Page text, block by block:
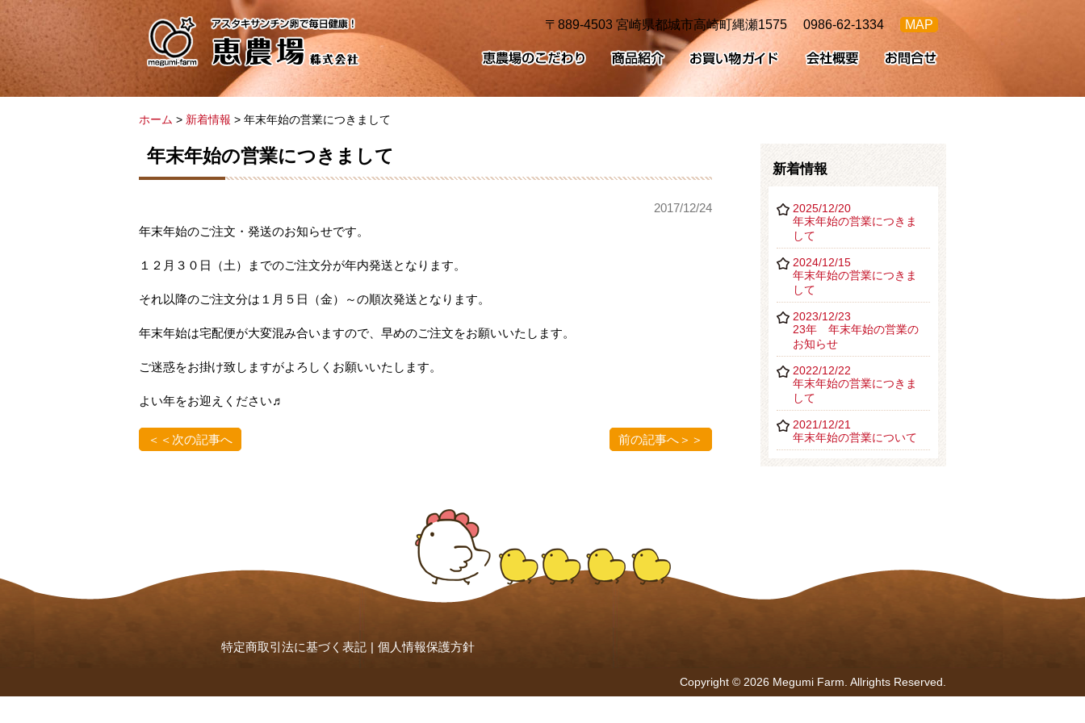
〒889-4503 宮崎県都城市高崎町縄瀬1575 0986-62-1334 MAP
ホーム > 新着情報 > 年末年始の営業につきまして
年末年始の営業につきまして
2017/12/24
年末年始のご注文・発送のお知らせです。
１２月３０日（土）までのご注文分が年内発送となります。
それ以降のご注文分は１月５日（金）～の順次発送となります。
年末年始は宅配便が大変混み合いますので、早めのご注文をお願いいたします。
ご迷惑をお掛け致しますがよろしくお願いいたします。
よい年をお迎えください♬
前の記事へ＞＞
＜＜次の記事へ
新着情報
2025/12/20
年末年始の営業につきま
して
2024/12/15
年末年始の営業につきま
して
2023/12/23
23年 年末年始の営業の
お知らせ
2022/12/22
年末年始の営業につきま
して
2021/12/21
年末年始の営業について
特定商取引法に基づく表記 | 個人情報保護方針
Copyright © 2026 Megumi Farm. Allrights Reserved.